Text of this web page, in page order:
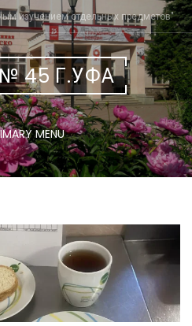
изучением отдельных предметов"
45 Г.УФА
MENU